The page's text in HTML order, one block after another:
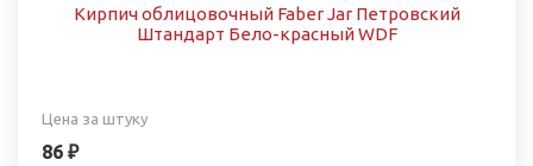
Кирпич облицовочный Faber Jar Петровский
Штандарт Бело-красный WDF
Цена за штуку
86 ₽